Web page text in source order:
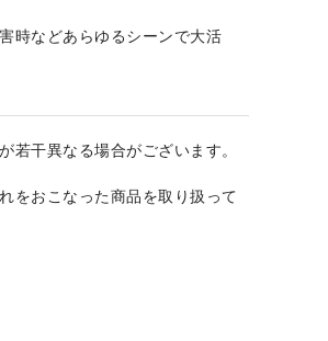
時などあらゆるシーンで大活
干異なる場合がございます。
をおこなった商品を取り扱って